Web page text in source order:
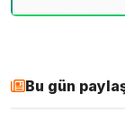
Bu gün